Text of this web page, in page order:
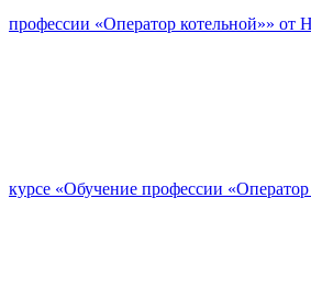
профессии «Оператор котельной»» от
курсе «Обучение профессии